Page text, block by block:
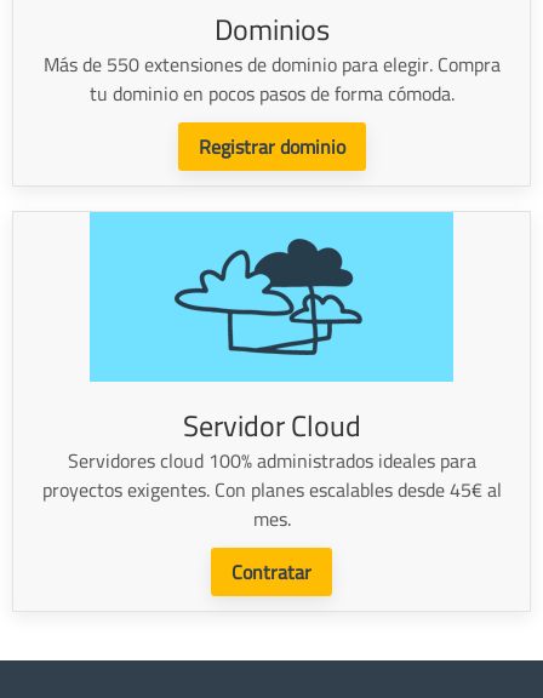
Dominios
Más de 550 extensiones de dominio para elegir. Compra
tu dominio en pocos pasos de forma cómoda.
Registrar dominio
Servidor Cloud
Servidores cloud 100% administrados ideales para
proyectos exigentes. Con planes escalables desde 45€ al
mes.
Contratar